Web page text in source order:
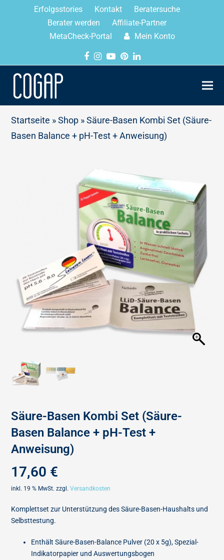
Erfolgsstories Kontakt
Beratersuche
Berater werden
Affiliate-Partner
MetaCheck-Portal
Mein Konto
Startseite »Shop »Säure-Basen Kombi Set (Säure-
Basen Balance + pH-Test + Anweisung)
Säure-Basen Kombi Set (Säure-
Basen Balance + pH-Test +
Anweisung)
17,60 €
inkl. 19 % MwSt. zzgl.Versandkosten
Komplettset zur Unterstützung des Säure-Basen-Haushalts und
Selbsttestung.
Enthält Säure-Basen-Balance Pulver (20 x 5g), Spezial-
Indikatorpapier und Auswertungsbogen